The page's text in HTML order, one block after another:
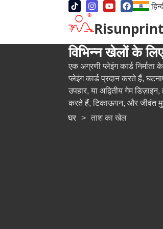
Risunprint
विभिन्न खेलों के
एक अग्रणी प्लेइंग कार्ड
प्लेइंग कार्ड प्रदान करते हैं,
उपहार, या अद्वितीय गेम डिज़ाइन,
करते हैं, टिकाऊपन, और जीवंत
घर
> ताश का खेल